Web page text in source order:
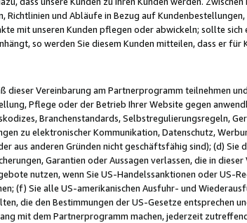
Richtlinien und Abläufe in Bezug auf
mit unseren Kunden pflegen oder abwickeln; sollte sich
so werden Sie diesem Kunden mitteilen, dass er
dieser Vereinbarung am Partnerprogramm teilnehmen
Pflege oder der Betrieb Ihrer Website gegen
Branchenstandards, Selbstregulierungsregeln,
zu elektronischer Kommunikation, Datenschutz,
aus anderen Gründen nicht geschäftsfähig sind); (d)
Garantien oder Aussagen verlassen, die in
nutzen, wenn Sie US-Handelssanktionen oder US-
(f) Sie alle US-amerikanischen Ausfuhr- und
die den Bestimmungen der US-Gesetze entsprechen
mit dem Partnerprogramm machen, jederzeit